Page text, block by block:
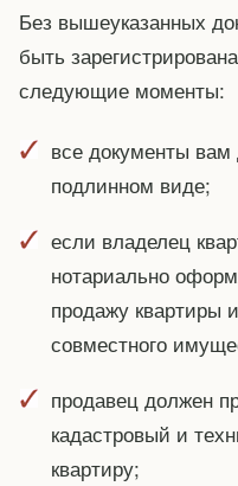
Без вышеуказанных
быть
следующие моменты:
все документы
подлинном виде;
если владелец
нотариально
продажу квартиры
совместного
продавец должен
кадастровый и
квартиру;